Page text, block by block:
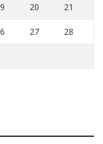
20 21
27 28